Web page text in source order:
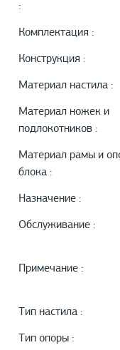
:
Комплектация :
Конструкция :
Материал настила :
Материал ножек и
подлокотников :
Материал рамы и
блока :
Назначение :
Обслуживание :
Примечание :
Тип настила :
Тип опоры :